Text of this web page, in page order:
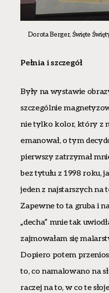
Dorota Berger, Święte
Pełnia i szczegół
Były na wystawie
szczególnie
nie tylko kolor, który z
emanował, o tym
pierwszy zatrzymał
bez tytułu z 1998 roku,
jeden z najstarszych na
Zapewne to ta gruba i
„decha” mnie tak
zajmowałam się
Dopiero potem
to, co namalowano na
raczej na to, w co te